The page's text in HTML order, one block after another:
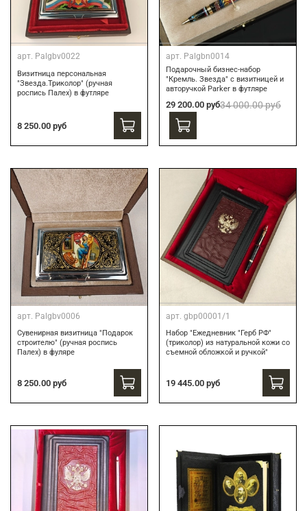
арт. Palgbv0022
Визитница персональная
"Звезда.Триколор" (ручная
роспись Палех) в футляре
8 250.00 руб
арт. Palgbn0014
Подарочный бизнес-набор
"Кремль. Звезда" с визитницей и
авторучкой Parker в футляре
29 200.00 руб34 000.00 руб
арт. Palgbv0006
Сувенирная визитница "Подарок
строителю" (ручная роспись
Палех) в фуляре
8 250.00 руб
арт. gbp00001/1
Набор "Ежедневник "Герб РФ"
(триколор) из натуральной кожи со
съемной обложкой и ручкой"
19 445.00 руб